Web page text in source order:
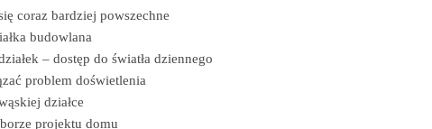
coraz bardziej powszechne
budowlana
– dostęp do światła dziennego
problem doświetlenia
działce
projektu domu